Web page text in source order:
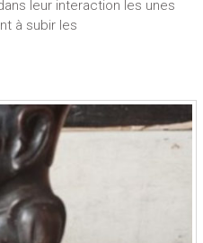
leur interaction les unes
à subir les